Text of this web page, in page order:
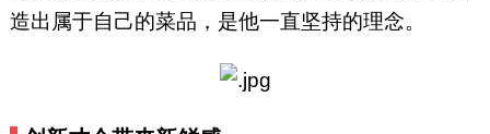
造出属于自己的菜品，是他一直坚持的理念。